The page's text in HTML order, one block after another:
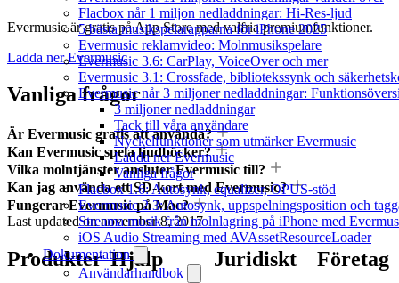
Flacbox når 1 miljon nedladdningar: Hi-Res-ljud
5 bästa musikspelarapparna för iPhone 2025
Evermusic reklamvideo: Molnmusikspelare
Evermusic 3.6: CarPlay, VoiceOver och mer
Evermusic 3.1: Crossfade, bibliotekssynk och
Evermusic når 3 miljoner nedladdningar:
3 miljoner nedladdningar
Tack till våra användare
Nyckelfunktioner som utmärker Evermusic
Ladda ner Evermusic
Vanliga frågor
Flacbox 1.6: Autosynk, equalizer, OPUS-stöd
Evermusic 2.3: Autosynk, uppspelningsposition och
Streama musik från molnlagring på iPhone med
iOS Audio Streaming med AVAssetResourceLoader
Dokumentation
Användarhandbok
Evermusic är gratis på App Store med valfria premiumfunktioner.
Ladda ner Evermusic
Vanliga frågor
Är Evermusic gratis att använda?
Kan Evermusic spela ljudböcker?
Vilka molntjänster ansluter Evermusic till?
Kan jag använda ett SD-kort med Evermusic?
Fungerar Evermusic på Mac?
Last updated onnovember 8, 2017
Produkter Hjälp Juridiskt Företag